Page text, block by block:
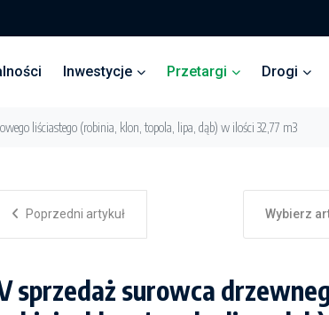
Inwestycje Przetargi Drogi
liściastego (robinia, klon, topola, lipa, dąb) w ilości 32,77 m3
Poprzedni artykuł Wybierz
sprzedaż surowca